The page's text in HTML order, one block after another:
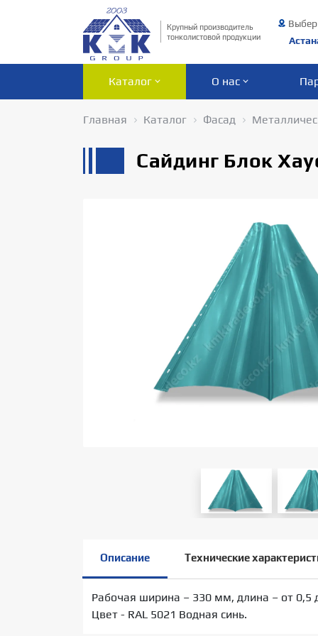
Крупный производитель
тонколистовой продукции
Каталог О нас
Главная Каталог Фасад
Сайдинг Блок
Описание Технические
Рабочая ширина – 330 мм, длина – от
Цвет - RAL 5021 Водная синь.